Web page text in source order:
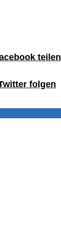
teilen
folgen